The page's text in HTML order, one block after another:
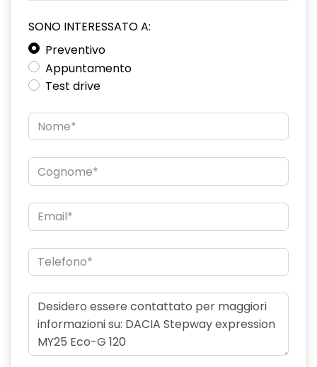
SONO INTERESSATO A:
Preventivo
Appuntamento
Test drive